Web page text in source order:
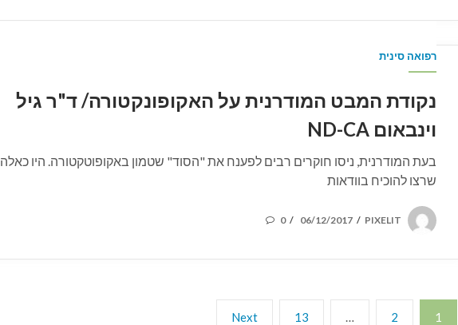
רפואה סינית
נקודת המבט המודרנית על האקופונקטורה/ ד"ר גיל
וינבאום ND-CA
בעת המודרנית, ניסו חוקרים רבים לפענח את "הסוד" שטמון באקופוטקטורה. היו כאלה
שרצו להוכיח בוודאות
PIXELIT
/
POSTED
06/12/2017
/
0
Posts
Page
1
Page
2
Page
13
Next